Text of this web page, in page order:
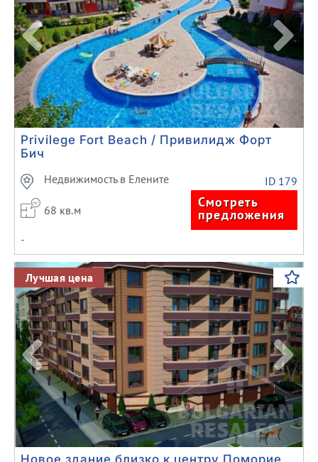
Privilege Fort Beach / Привилидж Форт
Бич
Недвижимость в Елените
ID 179
68 кв.м Смотреть
предложения
-
Previous Next
Лучшая цена